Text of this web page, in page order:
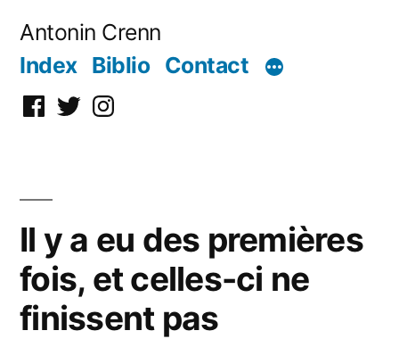
Antonin Crenn
Index Biblio Contact
Facebook
TwitterInstagram
Il y a eu des premières
fois, et celles-ci ne
finissent pas